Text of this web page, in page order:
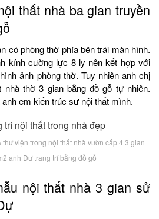
thất nhà ba gian truyền
có phòng thờ phía bên trái màn hình.
kính cường lực 8 ly nên kết hợp với
ảnh phòng thờ. Tuy nhiên anh chị
nhà thờ 3 gian bằng đồ gỗ tự nhiên.
em kiến trúc sư nội thất mình.
viện trong nội thất nhà vườn cấp 4 3 gian
anh Dư trang trí bằng đồ gỗ
nội thất nhà 3 gian sử